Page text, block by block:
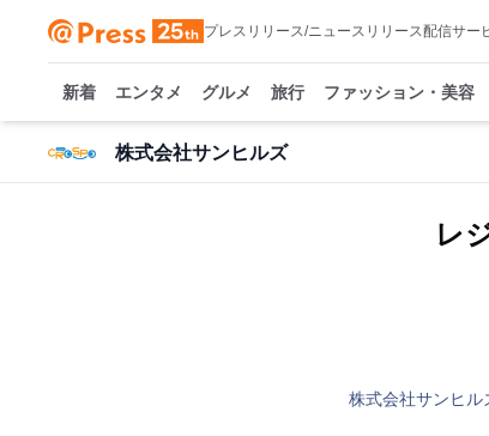
プレスリリース/ニュースリリース配信サー
新着 エンタメ グルメ 旅行 ファッション・美容
株式会社サンヒルズ
レ
株式会社サンヒル